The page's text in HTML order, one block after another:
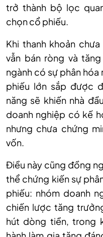
trở thành bộ lọc
chọn cổ phiếu.
Khi thanh khoản
vẫn bán ròng và
ngành có sự phân
phiếu lớn sắp được
năng sẽ khiến nhà
doanh nghiệp có kế
nhưng chưa chứng
vốn.
Điều này cũng đồng
thể chứng kiến sự
phiếu: nhóm doanh
chiến lược tăng
hút dòng tiền, trong